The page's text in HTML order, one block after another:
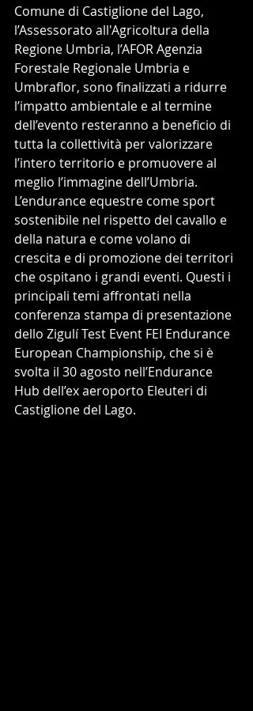
Comune di Castiglione del Lago,
l’Assessorato all'Agricoltura della
Regione Umbria, l’AFOR Agenzia
Forestale Regionale Umbria e
Umbraflor, sono finalizzati a ridurre
l’impatto ambientale e al termine
dell’evento resteranno a beneficio di
tutta la collettività per valorizzare
l’intero territorio e promuovere al
meglio l’immagine dell’Umbria.
L’endurance equestre come sport
sostenibile nel rispetto del cavallo e
della natura e come volano di
crescita e di promozione dei territori
che ospitano i grandi eventi. Questi i
principali temi affrontati nella
conferenza stampa di presentazione
dello Zigulí Test Event FEI Endurance
European Championship, che si è
svolta il 30 agosto nell’Endurance
Hub dell’ex aeroporto Eleuteri di
Castiglione del Lago.